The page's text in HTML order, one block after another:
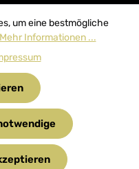
um eine bestmögliche
Mehr Informationen ...